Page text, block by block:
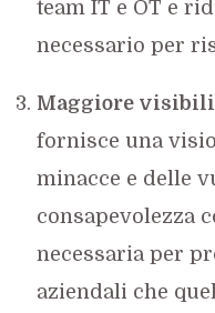
team IT e OT e
necessario per
Maggiore
fornisce una
minacce e delle
consapevolezza
necessaria per
aziendali che